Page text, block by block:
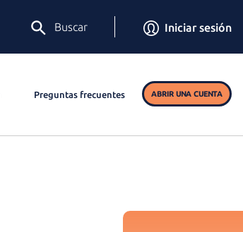
Buscar Iniciar sesión
Preguntas frecuentes ABRIR UNA CUENTA